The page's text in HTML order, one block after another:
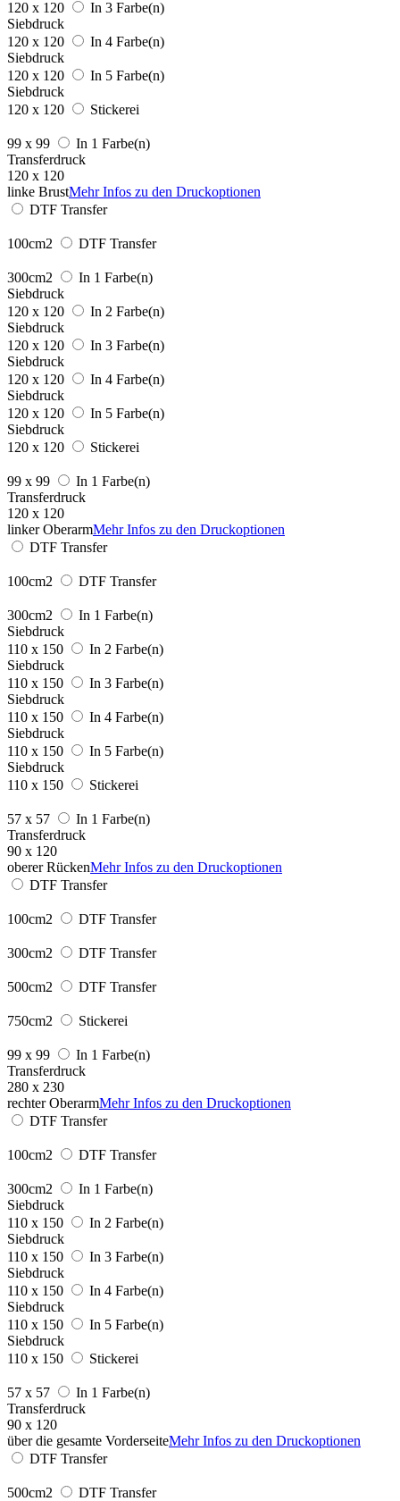
120 x 120
In 3 Farbe(n)
Siebdruck
120 x 120
In 4 Farbe(n)
Siebdruck
120 x 120
In 5 Farbe(n)
Siebdruck
120 x 120
Stickerei
99 x 99
In 1 Farbe(n)
Transferdruck
120 x 120
linke BrustMehr Infos zu den Druckoptionen
DTF Transfer
100cm2 DTF Transfer
300cm2
In 1 Farbe(n)
Siebdruck
120 x 120
In 2 Farbe(n)
Siebdruck
120 x 120
In 3 Farbe(n)
Siebdruck
120 x 120
In 4 Farbe(n)
Siebdruck
120 x 120
In 5 Farbe(n)
Siebdruck
120 x 120
Stickerei
99 x 99
In 1 Farbe(n)
Transferdruck
120 x 120
linker OberarmMehr Infos zu den Druckoptionen
DTF Transfer
100cm2 DTF Transfer
300cm2
In 1 Farbe(n)
Siebdruck
110 x 150
In 2 Farbe(n)
Siebdruck
110 x 150
In 3 Farbe(n)
Siebdruck
110 x 150
In 4 Farbe(n)
Siebdruck
110 x 150
In 5 Farbe(n)
Siebdruck
110 x 150
Stickerei
57 x 57
In 1 Farbe(n)
Transferdruck
90 x 120
oberer RückenMehr Infos zu den Druckoptionen
DTF Transfer
100cm2 DTF Transfer
300cm2 DTF Transfer
500cm2 DTF Transfer
750cm2 Stickerei
99 x 99
In 1 Farbe(n)
Transferdruck
280 x 230
rechter OberarmMehr Infos zu den Druckoptionen
DTF Transfer
100cm2 DTF Transfer
300cm2
In 1 Farbe(n)
Siebdruck
110 x 150
In 2 Farbe(n)
Siebdruck
110 x 150
In 3 Farbe(n)
Siebdruck
110 x 150
In 4 Farbe(n)
Siebdruck
110 x 150
In 5 Farbe(n)
Siebdruck
110 x 150
Stickerei
57 x 57
In 1 Farbe(n)
Transferdruck
90 x 120
über die gesamte VorderseiteMehr Infos zu den Druckoptionen
DTF Transfer
500cm2 DTF Transfer